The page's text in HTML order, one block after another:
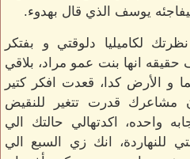
يوسف الذي قال بهدوء.
لكاميليا دلوقتي و بفتكر
انها بنت عمو مراد، بلاقي
الأرض كدا، قعدت افكر كتير
مشاعرك قدرت تتغير للنقيض
واحده، اكدتهالي حالتك الي
للنهاردة، انك زي السبع الي